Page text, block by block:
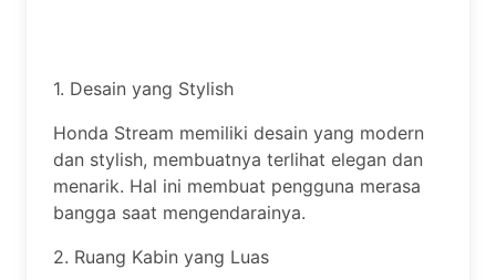
1. Desain yang Stylish
Honda Stream memiliki desain yang modern
dan stylish, membuatnya terlihat elegan dan
menarik. Hal ini membuat pengguna merasa
bangga saat mengendarainya.
2. Ruang Kabin yang Luas